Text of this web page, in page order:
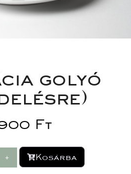
golyó
Ft
+ Kosárba